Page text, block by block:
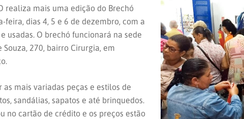
realiza mais uma edição do Brechó
dias 4, 5 e 6 de dezembro, com a
usadas. O brechó funcionará na sede
270, bairro Cirurgia, em
mais variadas peças e estilos de
sandálias, sapatos e até brinquedos.
no cartão de crédito e os preços estão